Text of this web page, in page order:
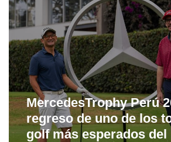
MercedesTrophy Perú
regreso de uno de los
golf más esperados del